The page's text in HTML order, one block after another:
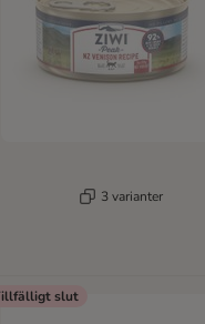
3 varianter
slut